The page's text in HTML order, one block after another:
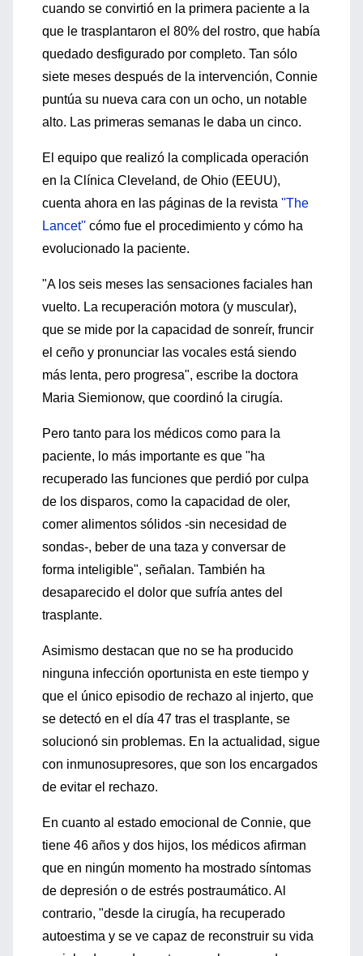
cuando se convirtió en la primera paciente a la
que le trasplantaron el 80% del rostro, que había
quedado desfigurado por completo. Tan sólo
siete meses después de la intervención, Connie
puntúa su nueva cara con un ocho, un notable
alto. Las primeras semanas le daba un cinco.
El equipo que realizó la complicada operación
en la Clínica Cleveland, de Ohio (EEUU),
cuenta ahora en las páginas de la revista ''The
Lancet'' cómo fue el procedimiento y cómo ha
evolucionado la paciente.
"A los seis meses las sensaciones faciales han
vuelto. La recuperación motora (y muscular),
que se mide por la capacidad de sonreír, fruncir
el ceño y pronunciar las vocales está siendo
más lenta, pero progresa", escribe la doctora
Maria Siemionow, que coordinó la cirugía.
Pero tanto para los médicos como para la
paciente, lo más importante es que "ha
recuperado las funciones que perdió por culpa
de los disparos, como la capacidad de oler,
comer alimentos sólidos -sin necesidad de
sondas-, beber de una taza y conversar de
forma inteligible", señalan. También ha
desaparecido el dolor que sufría antes del
trasplante.
Asimismo destacan que no se ha producido
ninguna infección oportunista en este tiempo y
que el único episodio de rechazo al injerto, que
se detectó en el día 47 tras el trasplante, se
solucionó sin problemas. En la actualidad, sigue
con inmunosupresores, que son los encargados
de evitar el rechazo.
En cuanto al estado emocional de Connie, que
tiene 46 años y dos hijos, los médicos afirman
que en ningún momento ha mostrado síntomas
de depresión o de estrés postraumático. Al
contrario, "desde la cirugía, ha recuperado
autoestima y se ve capaz de reconstruir su vida